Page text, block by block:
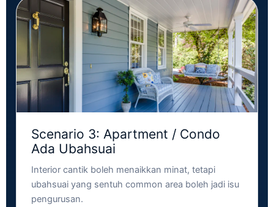
Scenario 3: Apartment / Condo
Ada Ubahsuai
Interior cantik boleh menaikkan minat, tetapi
ubahsuai yang sentuh common area boleh jadi isu
pengurusan.